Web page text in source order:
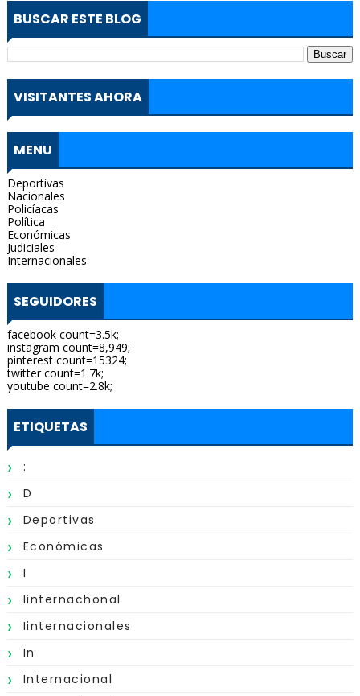
BUSCAR ESTE BLOG
VISITANTES AHORA
MENU
Deportivas
Nacionales
Policíacas
Política
Económicas
Judiciales
Internacionales
SEGUIDORES
facebook count=3.5k;
instagram count=8,949;
pinterest count=15324;
twitter count=1.7k;
youtube count=2.8k;
ETIQUETAS
:
D
Deportivas
Económicas
I
Iinternachonal
Iinternacionales
In
Internacional